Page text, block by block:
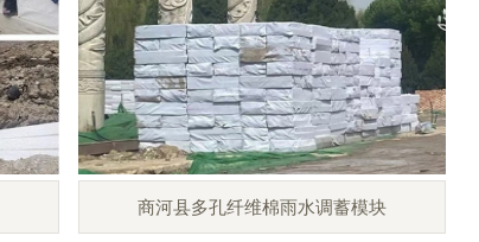
商河县多孔纤维棉雨水调蓄模块